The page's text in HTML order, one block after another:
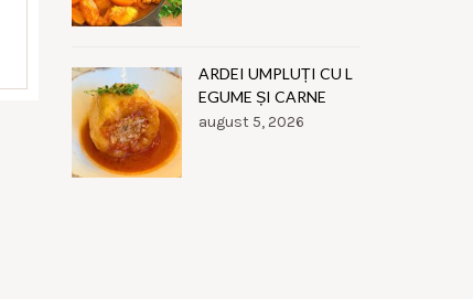
ARDEI UMPLUȚI CU L
EGUME ȘI CARNE
august 5, 2026